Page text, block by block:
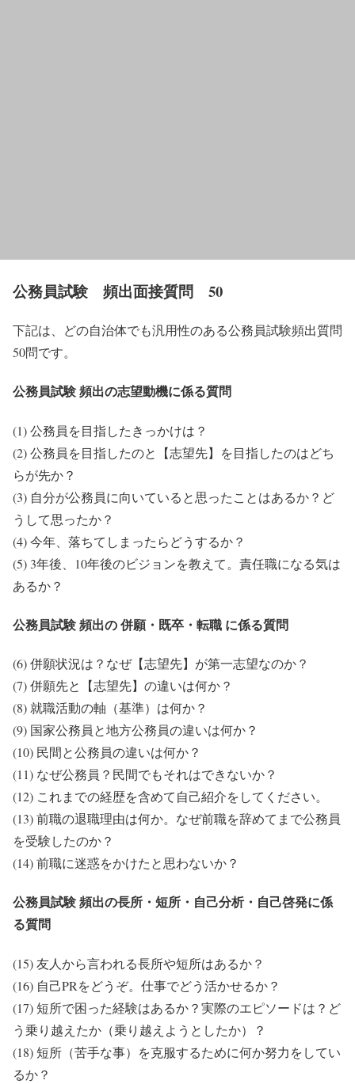
公務員試験 頻出面接質問 50
下記は、どの自治体でも汎用性のある公務員試験頻出質問
50問です。
公務員試験 頻出の志望動機に係る質問
(1) 公務員を目指したきっかけは？
(2) 公務員を目指したのと【志望先】を目指したのはどち
らが先か？
(3) 自分が公務員に向いていると思ったことはあるか？ど
うして思ったか？
(4) 今年、落ちてしまったらどうするか？
(5) 3年後、10年後のビジョンを教えて。責任職になる気は
あるか？
公務員試験 頻出の 併願・既卒・転職 に係る質問
(6) 併願状況は？なぜ【志望先】が第一志望なのか？
(7) 併願先と【志望先】の違いは何か？
(8) 就職活動の軸（基準）は何か？
(9) 国家公務員と地方公務員の違いは何か？
(10) 民間と公務員の違いは何か？
(11) なぜ公務員？民間でもそれはできないか？
(12) これまでの経歴を含めて自己紹介をしてください。
(13) 前職の退職理由は何か。なぜ前職を辞めてまで公務員
を受験したのか？
(14) 前職に迷惑をかけたと思わないか？
公務員試験 頻出の長所・短所・自己分析・自己啓発に係
る質問
(15) 友人から言われる長所や短所はあるか？
(16) 自己PRをどうぞ。仕事でどう活かせるか？
(17) 短所で困った経験はあるか？実際のエピソードは？ど
う乗り越えたか（乗り越えようとしたか）？
(18) 短所（苦手な事）を克服するために何か努力をしてい
るか？